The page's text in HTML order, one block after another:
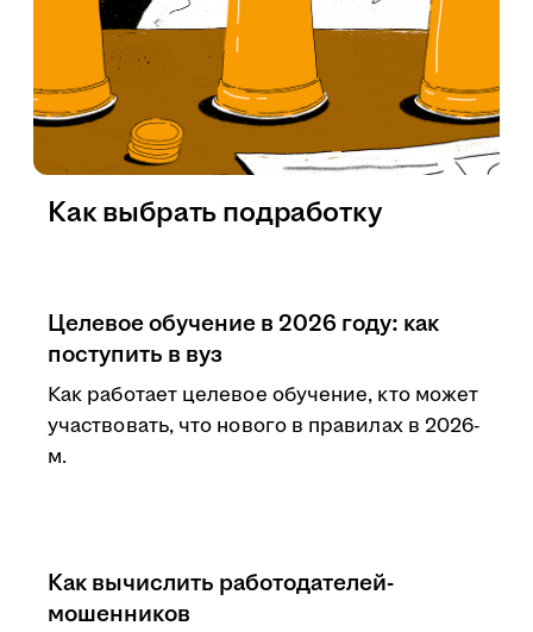
Как выбрать подработку
Целевое обучение в 2026 году: как
поступить в вуз
Как работает целевое обучение, кто может
участвовать, что нового в правилах в 2026-
м.
Как вычислить работодателей-
мошенников